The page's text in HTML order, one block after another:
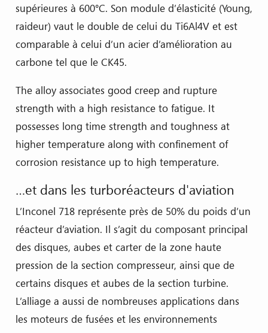
supérieures à 600°C. Son module d’élasticité (Young,
raideur) vaut le double de celui du Ti6Al4V et est
comparable à celui d’un acier d’amélioration au
carbone tel que le CK45.
The alloy associates good creep and rupture
strength with a high resistance to fatigue. It
possesses long time strength and toughness at
higher temperature along with confinement of
corrosion resistance up to high temperature.
…et dans les turboréacteurs d'aviation
L’Inconel 718 représente près de 50% du poids d’un
réacteur d’aviation. Il s’agit du composant principal
des disques, aubes et carter de la zone haute
pression de la section compresseur, ainsi que de
certains disques et aubes de la section turbine.
L’alliage a aussi de nombreuses applications dans
les moteurs de fusées et les environnements